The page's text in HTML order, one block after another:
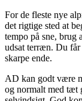
For de fleste nye
det rigtige sted at
tempo på sne, brug
udsat terræn. Du får
skarpe ende.
AD kan godt være
og normalt med tæt